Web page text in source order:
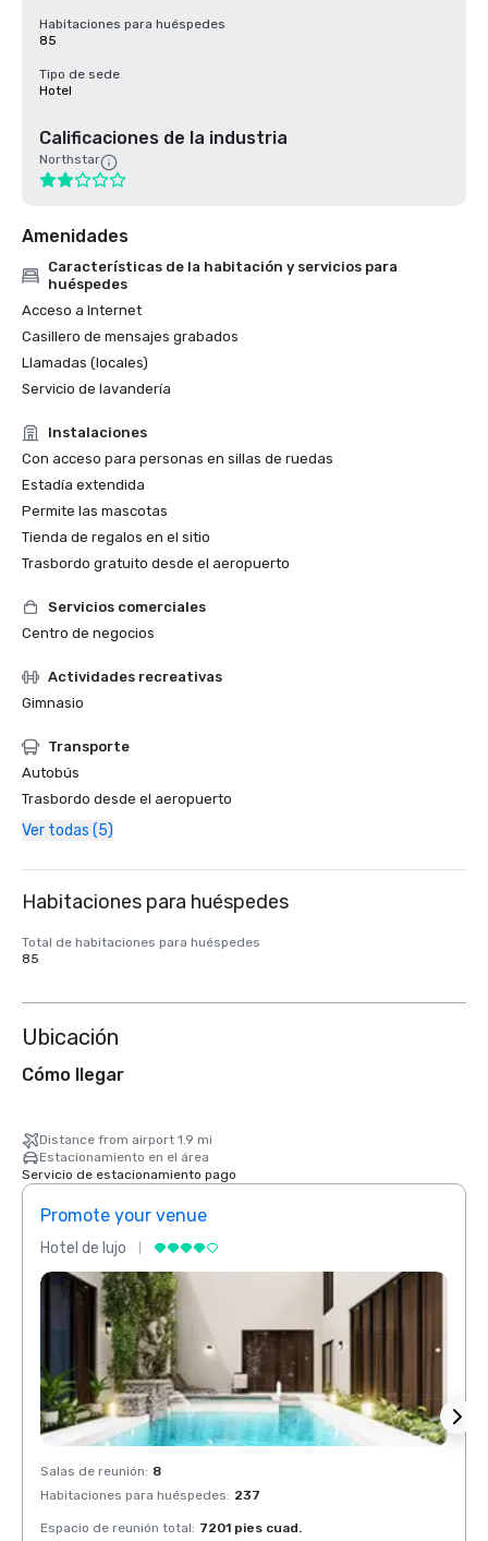
Habitaciones para huéspedes
85
Tipo de sede
Hotel
Calificaciones de la industria
Northstar
Amenidades
Características de la habitación y servicios para
huéspedes
Acceso a Internet
Casillero de mensajes grabados
Llamadas (locales)
Servicio de lavandería
Instalaciones
Con acceso para personas en sillas de ruedas
Estadía extendida
Permite las mascotas
Tienda de regalos en el sitio
Trasbordo gratuito desde el aeropuerto
Servicios comerciales
Centro de negocios
Actividades recreativas
Gimnasio
Transporte
Autobús
Trasbordo desde el aeropuerto
Ver todas (5)
Habitaciones para huéspedes
Total de habitaciones para huéspedes
85
Ubicación
Cómo llegar
Distance from airport 1.9 mi
Estacionamiento en el área
Servicio de estacionamiento pago
Promote your venue
Hotel de lujo
Salas de reunión: 8
Habitaciones para huéspedes: 237
Espacio de reunión total: 7201 pies cuad.